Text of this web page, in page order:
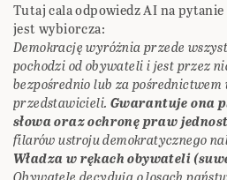
Tutaj cala odpowiedz AI na
jest wybiorcza:
Demokrację wyróżnia przede
pochodzi od obywateli i jest przez
bezpośrednio lub za
przedstawicieli. Gwarantuje ona
słowa oraz ochronę praw
filarów ustroju demokratycznego
Władza w rękach obywateli